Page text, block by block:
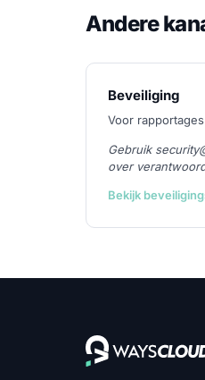
Andere
Beveiliging
Voor
Gebruik
over
Bekijk